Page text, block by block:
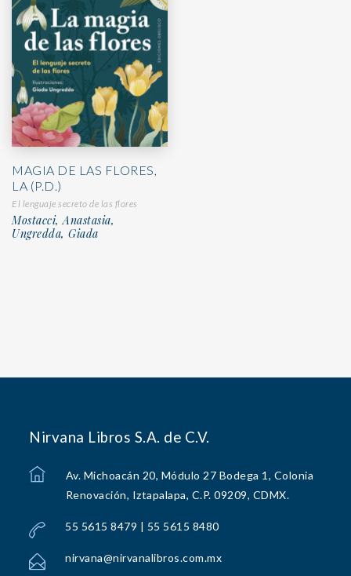
MAGIA DE LAS FLORES,
LA (P.D.)
El lenguaje secreto de las flores
Mostacci, Anastasia,
Ungredda, Giada
Nirvana Libros S.A. de C.V.
Av. Michoacán 20, Módulo 27 Bodega 1, Colonia
Renovación, Iztapalapa, C.P. 09209, CDMX.
55 5615 8479 | 55 5615 8480
nirvana@nirvanalibros.com.mx